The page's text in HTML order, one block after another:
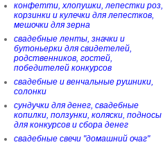
конфетти, хлопушки, лепестки роз,
корзинки и кулечки для лепестков,
мешочки для зерна
свадебные ленты, значки и
бутоньерки для свидетелей,
родственников, гостей,
победителей конкурсов
свадебные и венчальные рушники,
солонки
сундучки для денег, свадебные
копилки, ползунки, коляски, подносы
для конкурсов и сбора денег
свадебные свечи "домашний очаг"